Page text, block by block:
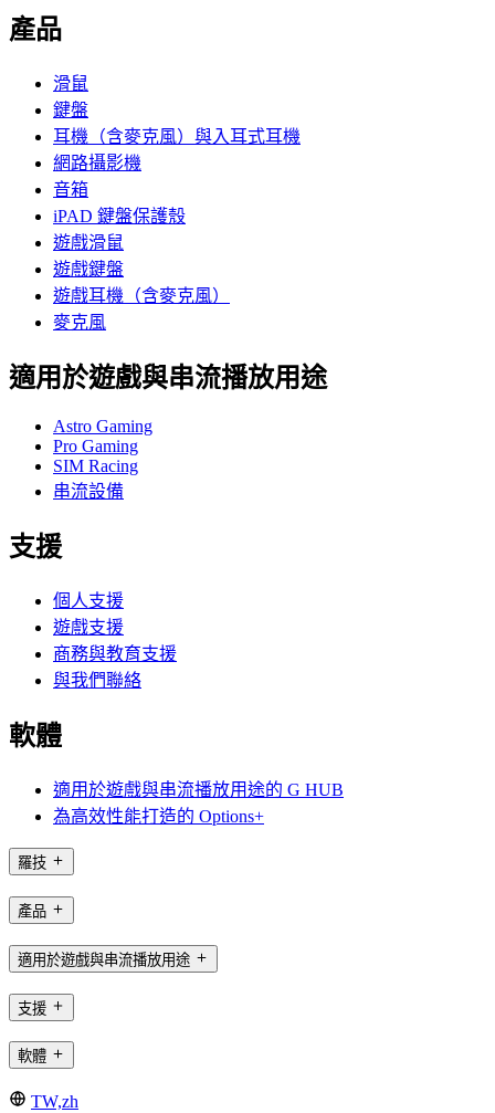
產品
滑鼠
鍵盤
耳機（含麥克風）與入耳式耳機
網路攝影機
音箱
iPAD 鍵盤保護殼
遊戲滑鼠
遊戲鍵盤
遊戲耳機（含麥克風）
麥克風
適用於遊戲與串流播放用途
Astro Gaming
Pro Gaming
SIM Racing
串流設備
支援
個人支援
遊戲支援
商務與教育支援
與我們聯絡
軟體
適用於遊戲與串流播放用途的 G HUB
為高效性能打造的 Options+
羅技
產品
適用於遊戲與串流播放用途
支援
軟體
TW,zh